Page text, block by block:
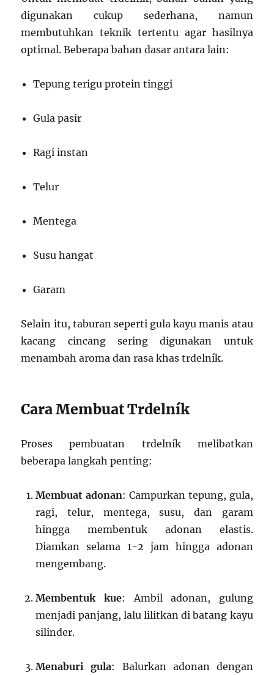
digunakan cukup sederhana, namun
membutuhkan teknik tertentu agar hasilnya
optimal. Beberapa bahan dasar antara lain:
Tepung terigu protein tinggi
Gula pasir
Ragi instan
Telur
Mentega
Susu hangat
Garam
Selain itu, taburan seperti gula kayu manis atau
kacang cincang sering digunakan untuk
menambah aroma dan rasa khas trdelník.
Cara Membuat Trdelník
Proses pembuatan trdelník melibatkan
beberapa langkah penting:
Membuat adonan: Campurkan tepung, gula,
ragi, telur, mentega, susu, dan garam
hingga membentuk adonan elastis.
Diamkan selama 1-2 jam hingga adonan
mengembang.
Membentuk kue: Ambil adonan, gulung
menjadi panjang, lalu lilitkan di batang kayu
silinder.
Menaburi gula: Balurkan adonan dengan